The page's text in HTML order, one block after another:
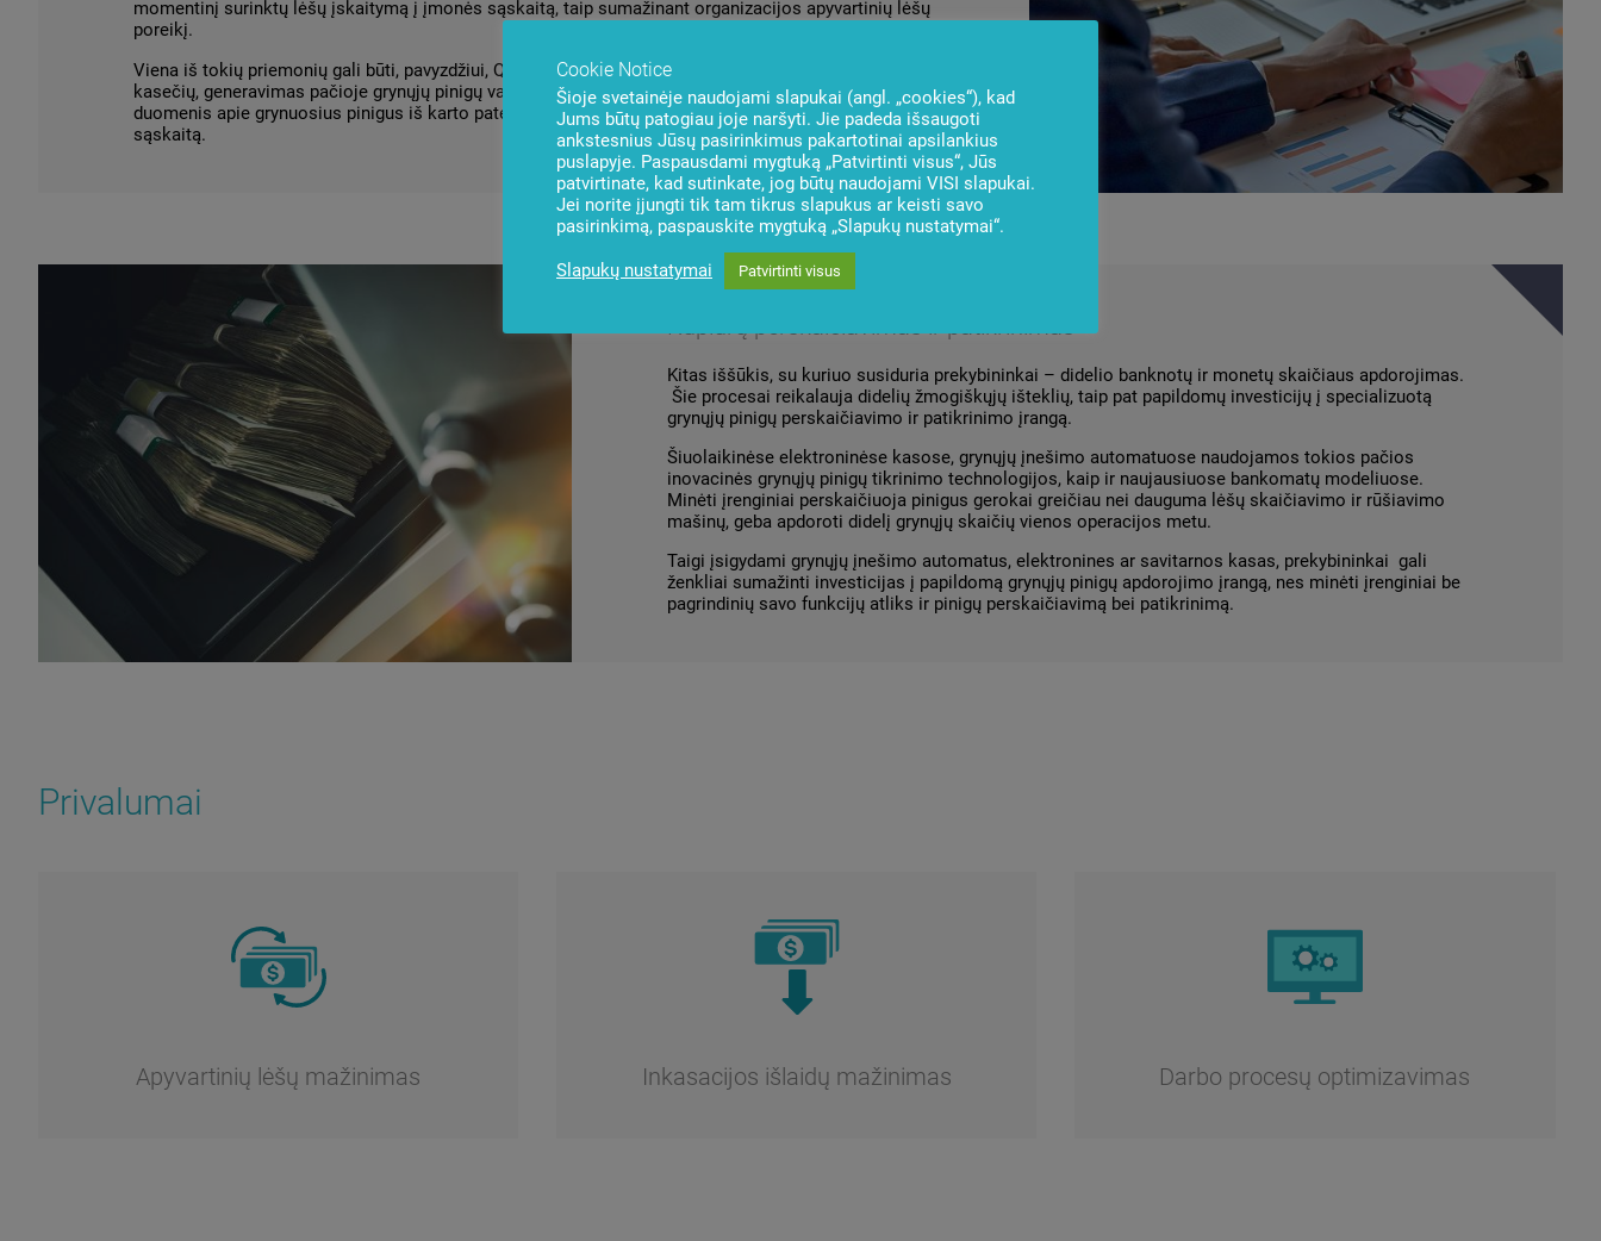
momentinį surinktų lėšų įskaitymą į įmonės sąskaitą, taip sumažinant organizacijos apyvartinių lėšų
poreikį.
Viena iš tokių priemonių gali būti, pavyzdžiui, QR kodų, prisegamų prie inkasavimo maišelių ir
kasečių, generavimas pačioje grynųjų pinigų valdymo sistemoje. Inkasatoriui nuskaičius tokį kodą,
duomenis apie grynuosius pinigus iš karto patenka į sistemą, o patys grynieji gali būti įskaitomi į
sąskaitą.
Kitas iššūkis, su kuriuo susiduria prekybininkai – didelio banknotų ir monetų skaičiaus apdorojimas.
Šie procesai reikalauja didelių žmogiškųjų išteklių, taip pat papildomų investicijų į specializuotą
grynųjų pinigų perskaičiavimo ir patikrinimo įrangą.
Šiuolaikinėse elektroninėse kasose, grynųjų įnešimo automatuose naudojamos tokios pačios
inovacinės grynųjų pinigų tikrinimo technologijos, kaip ir naujausiuose bankomatų modeliuose.
Minėti įrenginiai perskaičiuoja pinigus gerokai greičiau nei dauguma lėšų skaičiavimo ir rūšiavimo
mašinų, geba apdoroti didelį grynųjų skaičių vienos operacijos metu.
Taigi įsigydami grynųjų įnešimo automatus, elektronines ar savitarnos kasas, prekybininkai gali
ženkliai sumažinti investicijas į papildomą grynųjų pinigų apdorojimo įrangą, nes minėti įrenginiai be
pagrindinių savo funkcijų atliks ir pinigų perskaičiavimą bei patikrinimą.
Privalumai
Apyvartinių lėšų mažinimas Inkasacijos išlaidų mažinimas Darbo procesų optimizavimas
Cookie Notice
Šioje svetainėje naudojami slapukai (angl. „cookies“), kad
Jums būtų patogiau joje naršyti. Jie padeda išsaugoti
ankstesnius Jūsų pasirinkimus pakartotinai apsilankius
puslapyje. Paspausdami mygtuką „Patvirtinti visus“, Jūs
patvirtinate, kad sutinkate, jog būtų naudojami VISI slapukai.
Jei norite įjungti tik tam tikrus slapukus ar keisti savo
pasirinkimą, paspauskite mygtuką „Slapukų nustatymai“.
Slapukų nustatymai Patvirtinti visus